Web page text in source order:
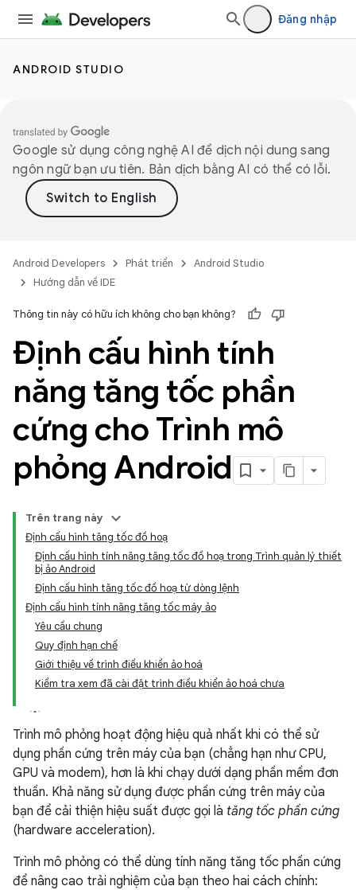
Đăng nhập
ANDROID STUDIO
Google sử dụng công nghệ AI để dịch nội dung sang
ngôn ngữ bạn ưu tiên. Bản dịch bằng AI có thể có lỗi.
Android Developers Phát triển
Android Studio
Hướng dẫn về IDE
Thông tin này có hữu ích không cho bạn không?
Định cấu hình tính
năng tăng tốc phần
cứng cho Trình mô
phỏng Android
Trên trang này
Định cấu hình tăng tốc đồ hoạ
Định cấu hình tính năng tăng tốc đồ hoạ trong Trình quản lý thiết
bị ảo Android
Định cấu hình tăng tốc đồ hoạ từ dòng lệnh
Định cấu hình tính năng tăng tốc máy ảo
Yêu cầu chung
Quy định hạn chế
Giới thiệu về trình điều khiển ảo hoá
Kiểm tra xem đã cài đặt trình điều khiển ảo hoá chưa
Trình mô phỏng hoạt động hiệu quả nhất khi có thể sử
dụng phần cứng trên máy của bạn (chẳng hạn như CPU,
GPU và modem), hơn là khi chạy dưới dạng phần mềm đơn
thuần. Khả năng sử dụng được phần cứng trên máy của
bạn để cải thiện hiệu suất được gọi là tăng tốc phần cứng
(hardware acceleration).
Trình mô phỏng có thể dùng tính năng tăng tốc phần cứng
để nâng cao trải nghiệm của bạn theo hai cách chính: